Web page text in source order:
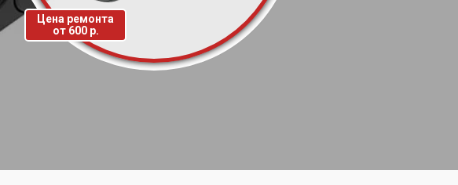
Цена ремонта
от 600 р.